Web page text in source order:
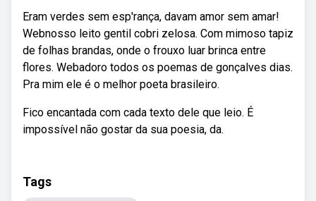
Eram verdes sem esp'rança, davam amor sem amar!
Webnosso leito gentil cobri zelosa. Com mimoso tapiz
de folhas brandas, onde o frouxo luar brinca entre
flores. Webadoro todos os poemas de gonçalves dias.
Pra mim ele é o melhor poeta brasileiro.
Fico encantada com cada texto dele que leio. É
impossível não gostar da sua poesia, da.
Tags